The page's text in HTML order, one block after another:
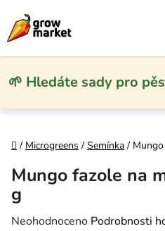
🌱 Hledáte sady pro
Domů
/ Microgreens / Semínka /
Mungo fazole na
g
Průměrné hodnocení produktu
Neohodnoceno Podrobnosti